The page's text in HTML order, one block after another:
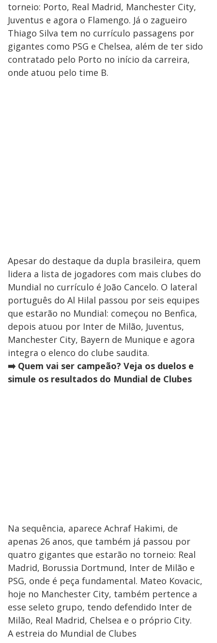
torneio: Porto, Real Madrid, Manchester City,
Juventus e agora o Flamengo. Já o zagueiro
Thiago Silva tem no currículo passagens por
gigantes como PSG e Chelsea, além de ter sido
contratado pelo Porto no início da carreira,
onde atuou pelo time B.
Apesar do destaque da dupla brasileira, quem
lidera a lista de jogadores com mais clubes do
Mundial no currículo é João Cancelo. O lateral
português do Al Hilal passou por seis equipes
que estarão no Mundial: começou no Benfica,
depois atuou por Inter de Milão, Juventus,
Manchester City, Bayern de Munique e agora
integra o elenco do clube saudita.
➡️ Quem vai ser campeão? Veja os duelos e
simule os resultados do Mundial de Clubes
Na sequência, aparece Achraf Hakimi, de
apenas 26 anos, que também já passou por
quatro gigantes que estarão no torneio: Real
Madrid, Borussia Dortmund, Inter de Milão e
PSG, onde é peça fundamental. Mateo Kovacic,
hoje no Manchester City, também pertence a
esse seleto grupo, tendo defendido Inter de
Milão, Real Madrid, Chelsea e o próprio City.
A estreia do Mundial de Clubes